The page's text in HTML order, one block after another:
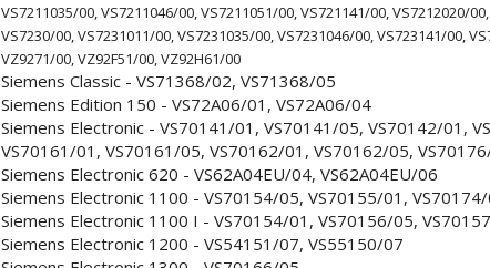
VS7211035/00, VS7211046/00, VS7211051/00, VS721141/00, VS7212020/
VS7230/00, VS7231011/00, VS7231035/00, VS7231046/00, VS723141/00,
VZ9271/00, VZ92F51/00, VZ92H61/00
Siemens Classic - VS71368/02, VS71368/05
Siemens Edition 150 - VS72A06/01, VS72A06/04
Siemens Electronic - VS70141/01, VS70141/05, VS70142/01,
VS70161/01, VS70161/05, VS70162/01, VS70162/05,
Siemens Electronic 620 - VS62A04EU/04, VS62A04EU/06
Siemens Electronic 1100 - VS70154/05, VS70155/01,
Siemens Electronic 1100 I - VS70154/01, VS70156/05,
Siemens Electronic 1200 - VS54151/07, VS55150/07